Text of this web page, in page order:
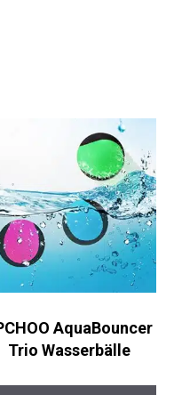
AquaBouncer
Trio Wasserbälle